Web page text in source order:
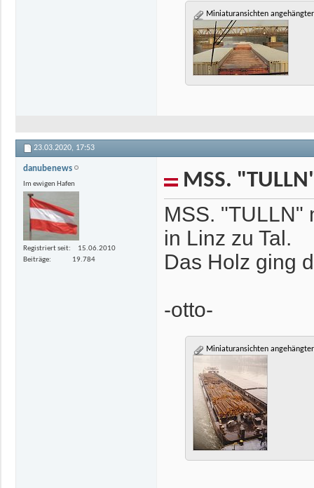
Miniaturansichten
23.03.2020, 17:53
danubenews
Im ewigen Hafen
Registriert seit
15.06.2010
Beiträge
19.784
MSS.
MSS. "TULLN"
in Linz zu Tal.
Das Holz ging
-otto-
Miniaturansichten